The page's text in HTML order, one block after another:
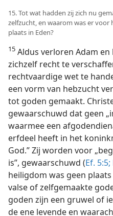
15. Tot wat hadden zij zich nu
zelfzucht, en waarom was er
plaats in Eden?
15 Aldus verloren Adam
zichzelf recht te
rechtvaardige wet te
een vorm van hebzucht
tot goden gemaakt.
gewaarschuwd dat geen
waarmee een
erfdeel heeft in het
God.” Zij worden voor
is”, gewaarschuwd (Ef. 5:5;
heiligdom was geen
valse of zelfgemaakte
goden zijn een gruwel of
de ene levende en